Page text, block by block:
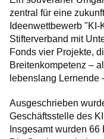
zentral für eine
Ideenwettbewerb
Stifterverband mit
Fonds vier Projekte,
Breitenkompetenz –
lebenslang Lernende
Ausgeschrieben
Geschäftsstelle des
Insgesamt wurden